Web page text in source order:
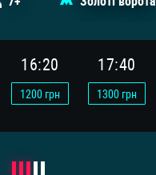
16:20
1200 грн
17:40
1300 грн